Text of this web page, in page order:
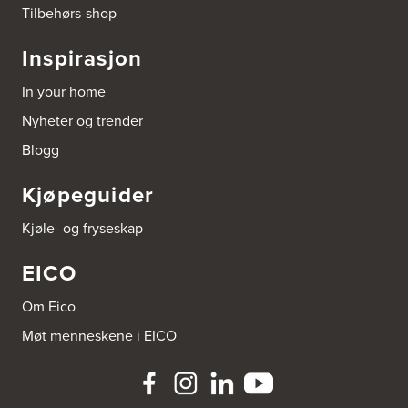
Østre Nesttunvegen 16
5221 Nesttun
+47 406 02 600
Etne Elektrosenter AS
Etnesjøen
Tel.:53-756095
http://www.expert.no
Hans Væggersvei 18
Tel.:90-162112
Tilbehørs-shop
Inspirasjon
In your home
Nyheter og trender
Blogg
Kjøpeguider
Kjøle- og fryseskap
EICO
Om Eico
Møt menneskene i EICO